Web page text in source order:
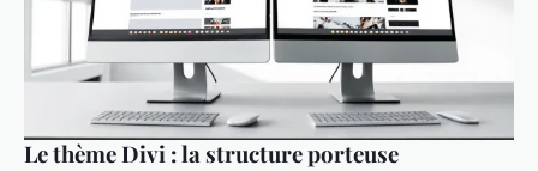
Le thème Divi : la structure porteuse